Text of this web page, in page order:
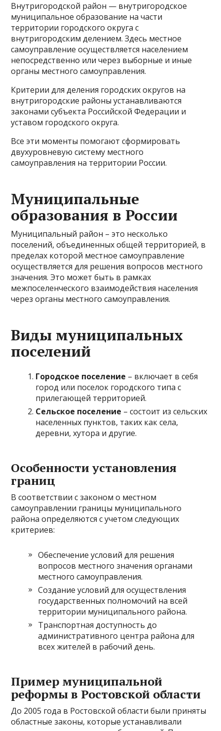
Внутригородской район — внутригородское
муниципальное образование на части
территории городского округа с
внутригородским делением. Здесь местное
самоуправление осуществляется населением
непосредственно или через выборные и иные
органы местного самоуправления.
Критерии для деления городских округов на
внутригородские районы устанавливаются
законами субъекта Российской Федерации и
уставом городского округа.
Все эти моменты помогают сформировать
двухуровневую систему местного
самоуправления на территории России.
Муниципальные
образования в России
Муниципальный район – это несколько
поселений, объединенных общей территорией, в
пределах которой местное самоуправление
осуществляется для решения вопросов местного
значения. Это может быть в рамках
межпоселенческого взаимодействия населения
через органы местного самоуправления.
Виды муниципальных
поселений
Городское поселение – включает в себя
город или поселок городского типа с
прилегающей территорией.
Сельское поселение – состоит из сельских
населенных пунктов, таких как села,
деревни, хутора и другие.
Особенности установления
границ
В соответствии с законом о местном
самоуправлении границы муниципального
района определяются с учетом следующих
критериев:
Обеспечение условий для решения
вопросов местного значения органами
местного самоуправления.
Создание условий для осуществления
государственных полномочий на всей
территории муниципального района.
Транспортная доступность до
административного центра района для
всех жителей в рабочий день.
Пример муниципальной
реформы в Ростовской области
До 2005 года в Ростовской области были приняты
областные законы, которые устанавливали